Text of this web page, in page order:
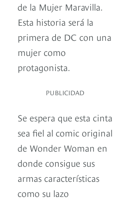
de la Mujer Maravilla.
Esta historia será la
primera de DC con una
mujer como
protagonista.
PUBLICIDAD
Se espera que esta cinta
sea fiel al comic original
de Wonder Woman en
donde consigue sus
armas características
como su lazo